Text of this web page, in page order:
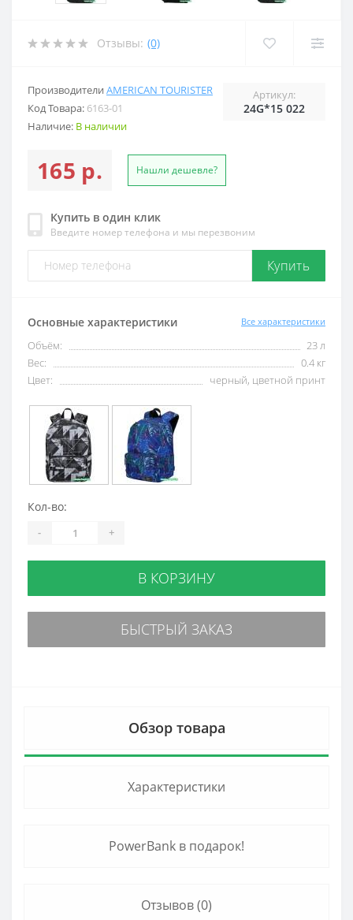
Отзывы: (0)
Артикул:
24G*15 022
Производители AMERICAN TOURISTER
Код Товара: 6163-01
Наличие: В наличии
165 р. Нашли дешевле?
Купить в один клик
Введите номер телефона и мы перезвоним
Купить
Основные характеристики Все характеристики
Объём:
23 л
Вес:
0.4 кг
Цвет:
черный, цветной принт
Кол-во:
- +
В КОРЗИНУ
БЫСТРЫЙ ЗАКАЗ
Обзор товара
Характеристики
PowerBank в подарок!
Отзывов (0)